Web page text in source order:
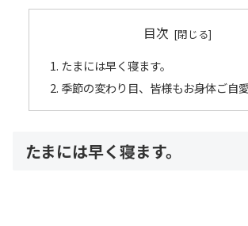
目次
たまには早く寝ます。
季節の変わり目、皆様もお身体ご自
たまには早く寝ます。